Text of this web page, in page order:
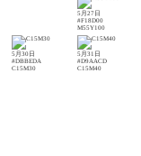
5月27日
#F18D00
M55Y100
5月30日
#DBBEDA
C15M30
5月31日
#D9AACD
C15M40